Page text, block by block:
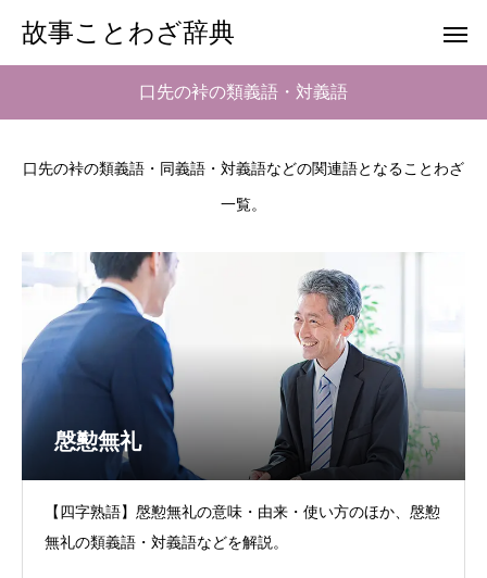
故事ことわざ辞典
口先の裃の類義語・対義語
口先の裃の類義語・同義語・対義語などの関連語となることわざ
一覧。
慇懃無礼
【四字熟語】慇懃無礼の意味・由来・使い方のほか、慇懃
無礼の類義語・対義語などを解説。